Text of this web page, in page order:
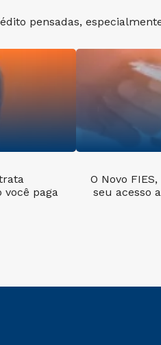
pensadas,
paga
O Novo
seu acesso